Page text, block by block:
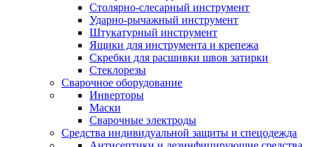
Столярно-слесарный инструмент
Ударно-рычажный инструмент
Штукатурный инструмент
Ящики для инструмента и крепежа
Скребки для расшивки швов затирки
Стеклорезы
Сварочное оборудование
Инверторы
Маски
Сварочные электроды
Средства индивидуальной защиты и спецодежда